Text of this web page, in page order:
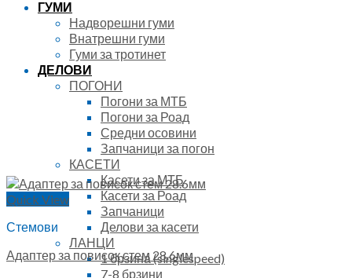
ГУМИ
Надворешни гуми
Внатрешни гуми
Гуми за тротинет
ДЕЛОВИ
ПОГОНИ
Погони за МТБ
Погони за Роад
Средни осовини
Запчаници за погон
КАСЕТИ
Касети за МТБ
Касети за Роад
Запчаници
Делови за касети
ЛАНЦИ
1 брзина (singlespeed)
7-8 брзини
Quick View
Стемови
Адаптер за повисок стем 28.6мм